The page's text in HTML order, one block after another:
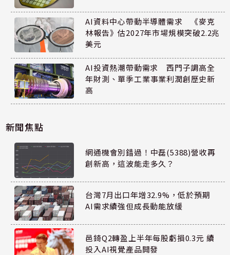
AI資料中心帶動半導體需求 《麥克
林報告》估2027年市場規模突破2.2兆
美元
AI投資熱潮帶動需求 西門子調高全
年財測、單季工業事業利潤創歷史新
高
新聞焦點
網通機會別錯過！中磊(5388)營收再
創新高，這波能走多久？
台灣7月出口年增32.9%，低於預期
AI需求續強但成長動能放緩
邑錡Q2轉盈上半年每股虧損0.3元 續
投入AI視覺產品開發